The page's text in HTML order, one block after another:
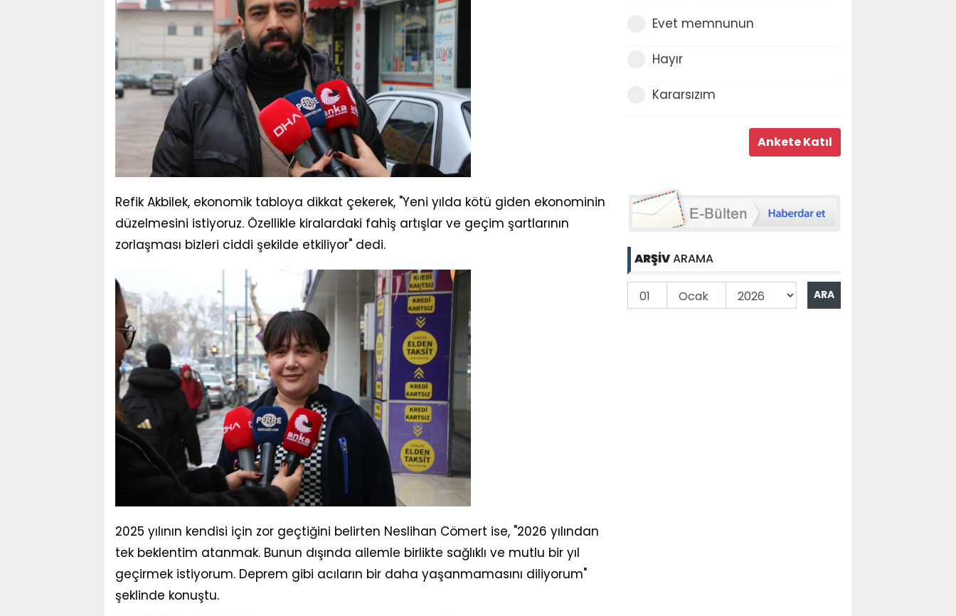
Refik Akbilek, ekonomik tabloya dikkat çekerek, "Yeni yılda kötü giden ekonominin
düzelmesini istiyoruz. Özellikle kiralardaki fahiş artışlar ve geçim şartlarının
zorlaşması bizleri ciddi şekilde etkiliyor" dedi.
2025 yılının kendisi için zor geçtiğini belirten Neslihan Cömert ise, "2026 yılından
tek beklentim atanmak. Bunun dışında ailemle birlikte sağlıklı ve mutlu bir yıl
geçirmek istiyorum. Deprem gibi acıların bir daha yaşanmamasını diliyorum"
şeklinde konuştu.
Evet memnunun
Hayır
Kararsızım
ARŞİVARAMA